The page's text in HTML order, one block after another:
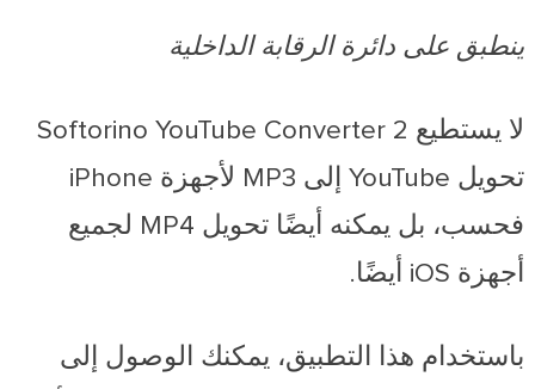
ينطبق على دائرة الرقابة الداخلية
لا يستطيع Softorino YouTube Converter 2
تحويل YouTube إلى MP3 لأجهزة iPhone
فحسب، بل يمكنه أيضًا تحويل MP4 لجميع
أجهزة iOS أيضًا.
باستخدام هذا التطبيق، يمكنك الوصول إلى